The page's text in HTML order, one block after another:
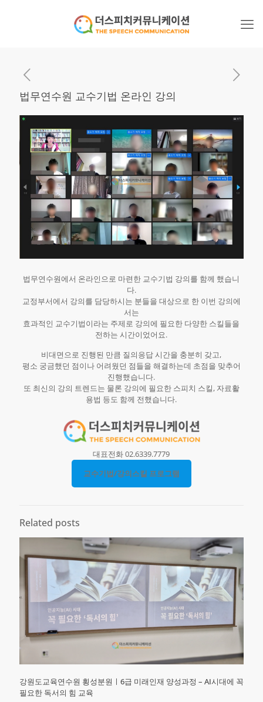
법무연수원 교수기법 온라인 강의
법무연수원에서 온라인으로 마련한 교수기법 강의를 함께 했습니
다.
교정부서에서 강의를 담당하시는 분들을 대상으로 한 이번 강의에
서는
효과적인 교수기법이라는 주제로 강의에 필요한 다양한 스킬들을
전하는 시간이었어요.
비대면으로 진행된 만큼 질의응답 시간을 충분히 갖고,
평소 궁금했던 점이나 어려웠던 점들을 해결하는데 초점을 맞추어
진행했습니다.
또 최신의 강의 트렌드는 물론 강의에 필요한 스피치 스킬, 자료활
용법 등도 함께 전했습니다.
대표전화 02.6339.7779
교수기법/강의스킬 프로그램
Related posts
강원도교육연수원 횡성분원ㅣ6급 미래인재 양성과정 – AI시대에 꼭
필요한 독서의 힘 교육